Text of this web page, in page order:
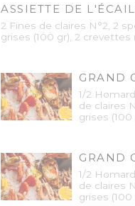
ASSIETTE DE
2 Fines de claires N°2, 2
grises (100 gr), 2 crevettes
GRAND
1/2
de claires
grises
GRAND
1/2
de claires
grises